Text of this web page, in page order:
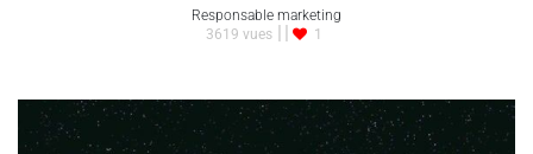
Responsable marketing
3619 vues
1